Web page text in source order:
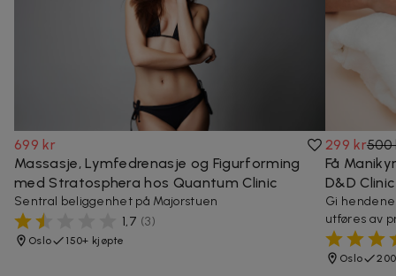
699 kr
Massasje, Lymfedrenasje og Figurforming
med Stratosphera hos Quantum Clinic
Sentral beliggenhet på Majorstuen
1,7 (3)
Oslo 150+ kjøpte
299 kr500
Få
D&D
Gi
utføres av
Oslo